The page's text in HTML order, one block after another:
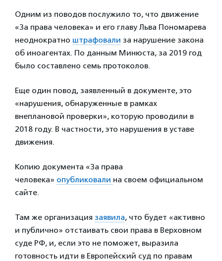
Одним из поводов послужило то, что движение
«За права человека» и его главу Льва Пономарева
неоднократно штрафовали за нарушение закона
об иноагентах. По данным Минюста, за 2019 год
было составлено семь протоколов.
Еще один повод, заявленный в документе, это
«нарушения, обнаруженные в рамках
внеплановой проверки», которую проводили в
2018 году. В частности, это нарушения в уставе
движения.
Копию документа «За права
человека» опубликовали на своем официальном
сайте.
Там же организация заявила, что будет «активно
и публично» отстаивать свои права в Верховном
суде РФ, и, если это не поможет, выразила
готовность идти в Европейский суд по правам